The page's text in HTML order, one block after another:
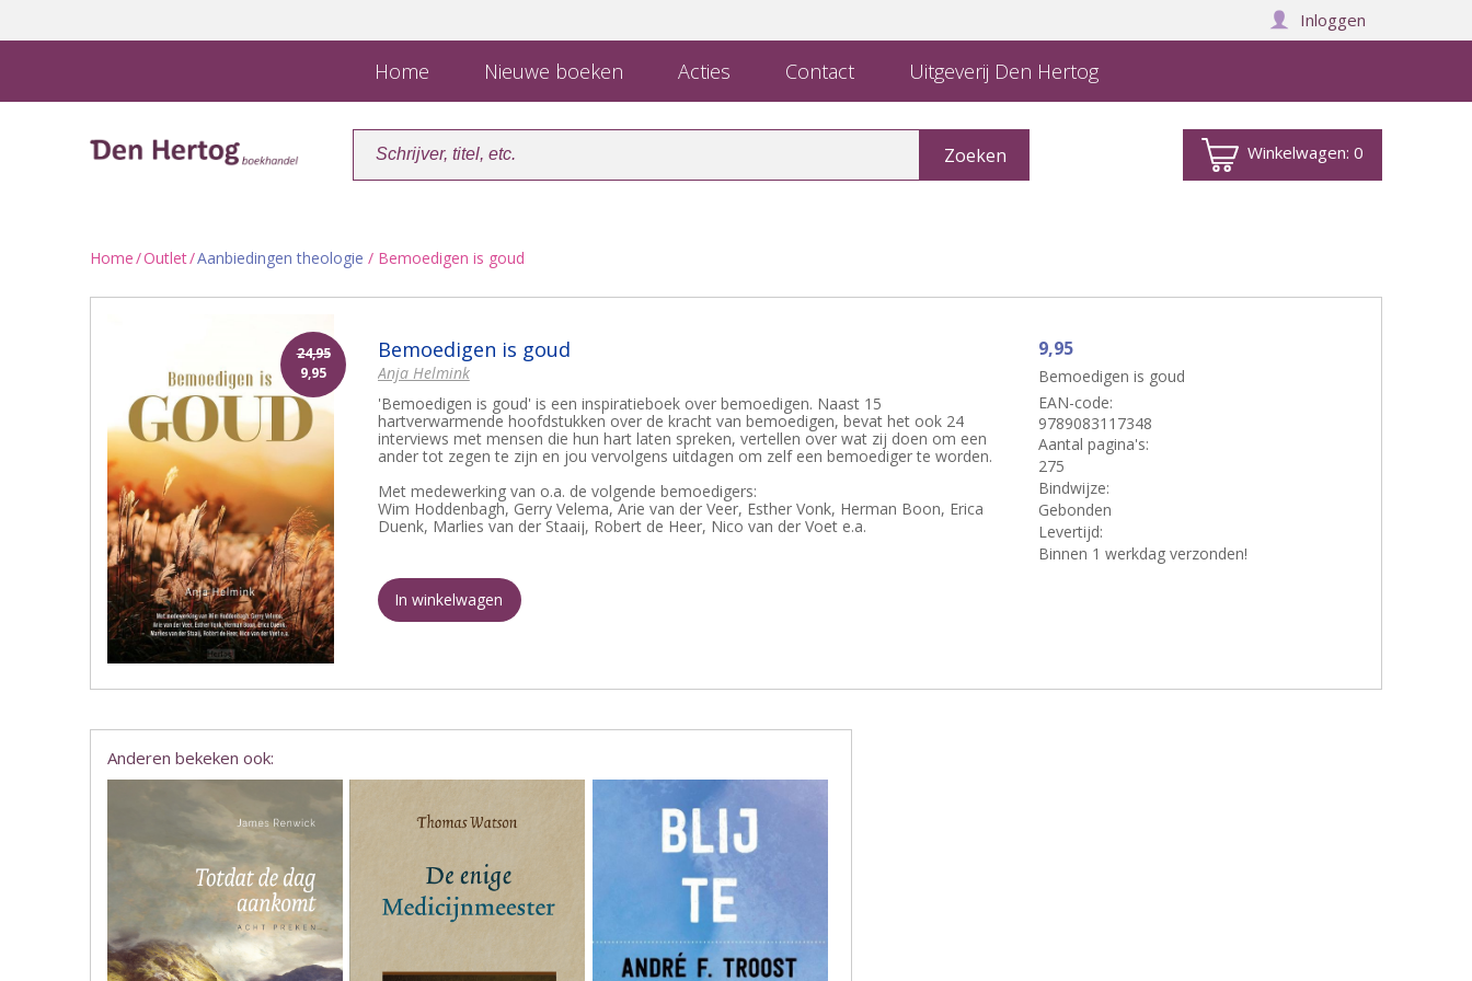
Inloggen
Home Nieuwe boeken Acties Contact Uitgeverij Den Hertog
Winkelwagen:0
Home/Outlet/Aanbiedingen theologie / Bemoedigen is goud
24,95
9,95
Bemoedigen is goud
Anja Helmink
'Bemoedigen is goud' is een inspiratieboek over bemoedigen. Naast 15
hartverwarmende hoofdstukken over de kracht van bemoedigen, bevat het ook 24
interviews met mensen die hun hart laten spreken, vertellen over wat zij doen om een
ander tot zegen te zijn en jou vervolgens uitdagen om zelf een bemoediger te worden.
Met medewerking van o.a. de volgende bemoedigers:
Wim Hoddenbagh, Gerry Velema, Arie van der Veer, Esther Vonk, Herman Boon, Erica
Duenk, Marlies van der Staaij, Robert de Heer, Nico van der Voet e.a.
9,95
Bemoedigen is goud
EAN-code:
9789083117348
Aantal pagina's:
275
Bindwijze:
Gebonden
Levertijd:
Binnen 1 werkdag verzonden!
In winkelwagen
Anderen bekeken ook: